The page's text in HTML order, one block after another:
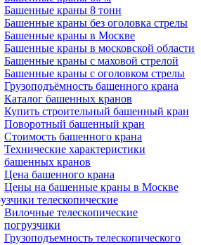
Башенные краны 8 тонн
Башенные краны без оголовка стрелы
Башенные краны в Москве
Башенные краны в московской области
Башенные краны с маховой стрелой
Башенные краны с оголовком стрелы
Грузоподъёмность башенного крана
Каталог башенных кранов
Купить строительный башенный кран
Поворотный башенный кран
Стоимость башенного крана
Технические характеристики
башенных кранов
Цена башенного крана
Цены на башенные краны в Москве
телескопические
Вилочные телескопические
погрузчики
Грузоподъемность телескопического